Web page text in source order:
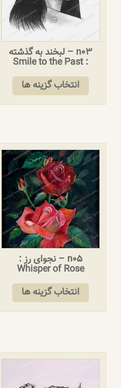
n03 – لبخند به گذشته
: Smile to the Past
انتخاب گزینه ها
n05 – نجوای رز :
Whisper of Rose
انتخاب گزینه ها